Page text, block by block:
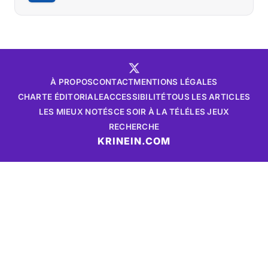
À PROPOSCONTACTMENTIONS LÉGALES
CHARTE ÉDITORIALEACCESSIBILITÉTOUS LES ARTICLES
LES MIEUX NOTÉSCE SOIR À LA TÉLÉLES JEUX
RECHERCHE
KRINEIN.COM